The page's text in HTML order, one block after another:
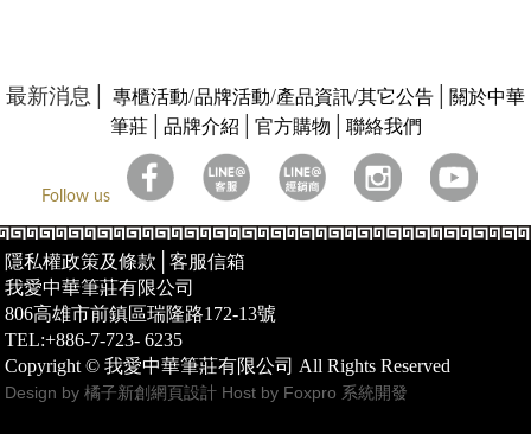
最新消息│ 專櫃活動/品牌活動/產品資訊/其它公告
關於中華
筆莊│ 品牌介紹 官方購物 聯絡我們
Follow us
隱私權政策及條款 │客服信箱
我愛中華筆莊有限公司
806高雄市前鎮區瑞隆路172-13號
TEL:+886-7-723- 6235
Copyright © 我愛中華筆莊有限公司 All Rights Reserved
Design by 橘子新創網頁設計 Host by Foxpro 系統開發